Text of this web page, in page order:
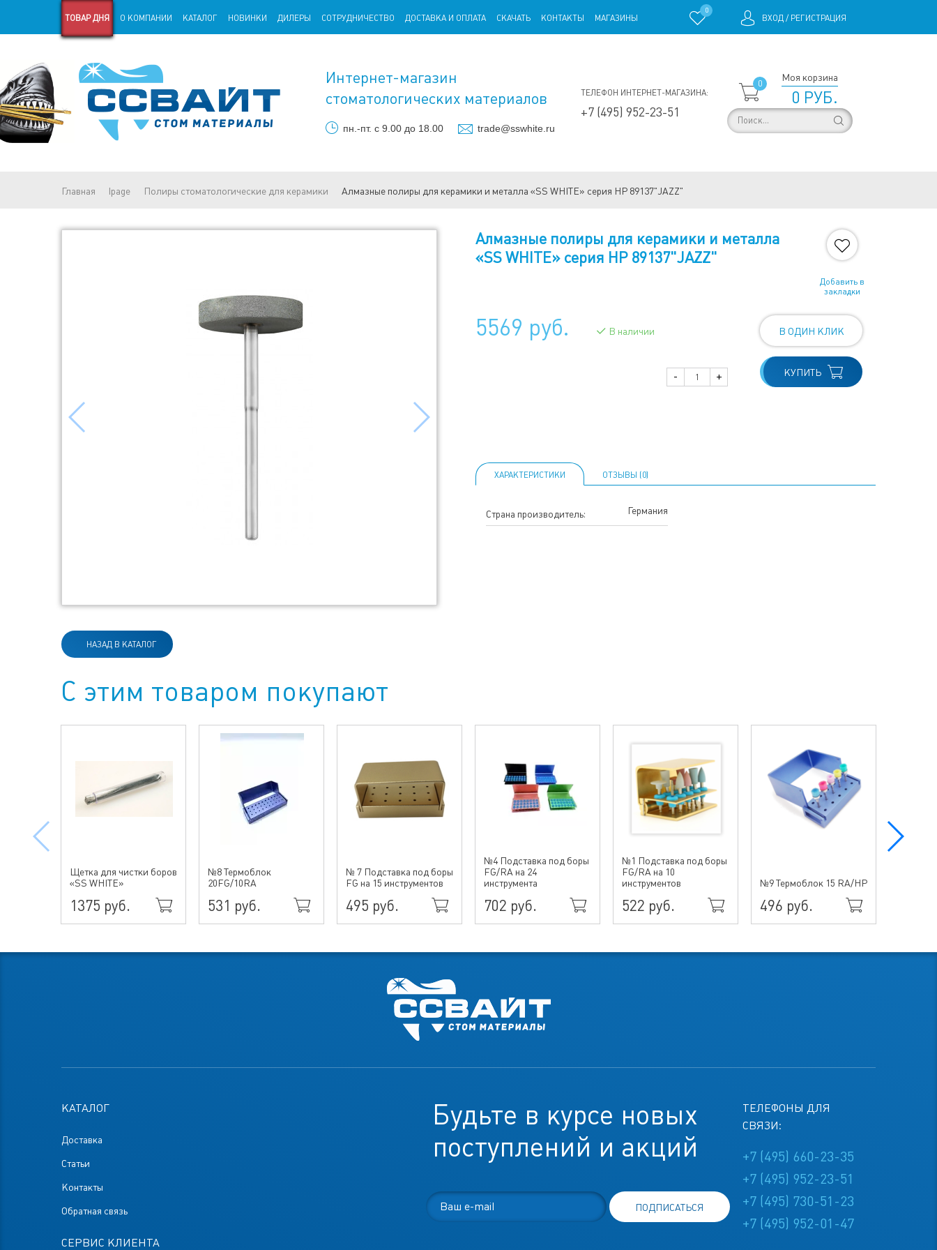
ТОВАР ДНЯ О КОМПАНИИ КАТАЛОГ НОВИНКИ ДИЛЕРЫ СОТРУДНИЧЕСТВО ДОСТАВКА И ОПЛАТА СКАЧАТЬ КОНТАКТЫ МАГАЗИНЫ
0
ВХОД / РЕГИСТРАЦИЯ
Интернет-магазин
стоматологических материалов
пн.-пт. с 9.00 до 18.00 trade@sswhite.ru
ТЕЛЕФОН ИНТЕРНЕТ-МАГАЗИНА:
+7 (495) 952-23-51
0
Моя корзина
0 РУБ.
Главная lpage Полиры стоматологические для керамики Алмазные полиры для керамики и металла «SS WHITE» серия HP 89137"JAZZ"
НАЗАД В КАТАЛОГ
Алмазные полиры для керамики и металла
«SS WHITE» серия HP 89137"JAZZ"
Добавить в
закладки
5569 руб. В наличии
- +
В ОДИН КЛИК
КУПИТЬ
ХАРАКТЕРИСТИКИ ОТЗЫВЫ (0)
Страна производитель: Германия
С этим товаром покупают
Щетка для чистки боров
«SS WHITE»
1375 руб.
№8 Термоблок
20FG/10RA
531 руб.
№ 7 Подставка под боры
FG на 15 инструментов
495 руб.
№4 Подставка под боры
FG/RA на 24
инструмента
702 руб.
№1 Подставка под боры
FG/RA на 10
инструментов
522 руб.
№9 Термоблок 15 RA/HP
496 руб.
КАТАЛОГ
Доставка
Статьи
Контакты
Обратная связь
СЕРВИС КЛИЕНТА
Будьте в курсе новых
поступлений и акций
ПОДПИСАТЬСЯ
ТЕЛЕФОНЫ ДЛЯ
СВЯЗИ:
+7 (495) 660-23-35
+7 (495) 952-23-51
+7 (495) 730-51-23
+7 (495) 952-01-47